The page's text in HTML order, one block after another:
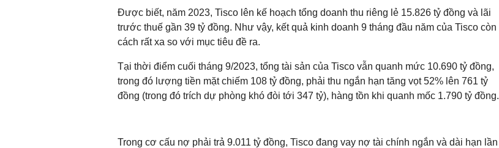
Được biết, năm 2023, Tisco lên kế hoạch tổng doanh thu riêng lẻ 15.826 tỷ đồng và lãi
trước thuế gần 39 tỷ đồng. Như vậy, kết quả kinh doanh 9 tháng đầu năm của Tisco còn
cách rất xa so với mục tiêu đề ra.
Tại thời điểm cuối tháng 9/2023, tổng tài sản của Tisco vẫn quanh mức 10.690 tỷ đồng,
trong đó lượng tiền mặt chiếm 108 tỷ đồng, phải thu ngắn hạn tăng vọt 52% lên 761 tỷ
đồng (trong đó trích dự phòng khó đòi tới 347 tỷ), hàng tồn khi quanh mốc 1.790 tỷ đồng.
Trong cơ cấu nợ phải trả 9.011 tỷ đồng, Tisco đang vay nợ tài chính ngắn và dài hạn lần